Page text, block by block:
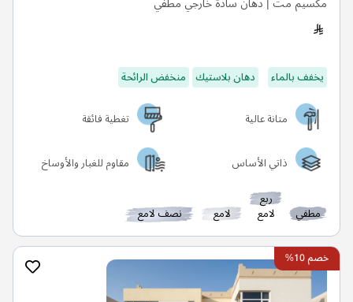
يخفف بالماء دهان بلاستيك منخفض الرائحة
متانة عالية
تغطية فائقة
ذاتي الأساس
مقاوم للغبار والأوساخ
مطفي
ربع
لامع لامع نصف لامع
خصم 10%